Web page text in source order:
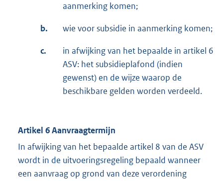
aanmerking komen;
b. wie voor subsidie in aanmerking komen;
c.
in afwijking van het bepaalde in artikel 6
ASV: het subsidieplafond (indien
gewenst) en de wijze waarop de
beschikbare gelden worden verdeeld.
Artikel 6 Aanvraagtermijn
In afwijking van het bepaalde artikel 8 van de ASV
wordt in de uitvoeringsregeling bepaald wanneer
een aanvraag op grond van deze verordening